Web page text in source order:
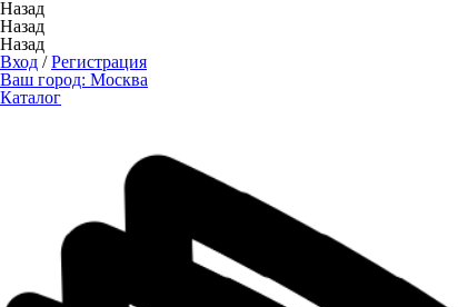
Назад
Назад
Назад
Вход /Регистрация
Ваш город: Москва
Каталог